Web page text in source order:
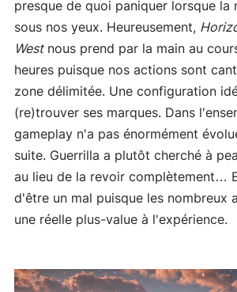
presque de quoi paniquer lorsque la
sous nos yeux. Heureusement,
Westnous prend par la main au
heures puisque nos actions sont
zone délimitée. Une configuration
(re)trouver ses marques. Dans
gameplay n'a pas énormément
suite. Guerrilla a plutôt cherché à
au lieu de la revoir complètement…
d'être un mal puisque les nombreux
une réelle plus-value à l'expérience.